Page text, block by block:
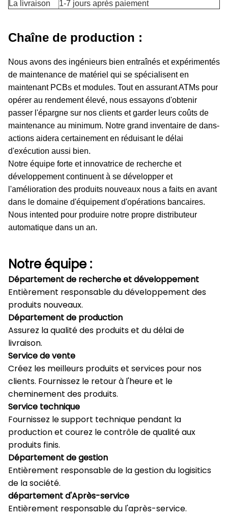
La livraison 1-7 jours après paiement
Chaîne de production :
Nous avons des ingénieurs bien entraînés et expérimentés
de maintenance de matériel qui se spécialisent en
maintenant PCBs et modules. Tout en assurant ATMs pour
opérer au rendement élevé, nous essayons d'obtenir
passer l'épargne sur nos clients et garder leurs coûts de
maintenance au minimum. Notre grand inventaire de dans-
actions aidera certainement en réduisant le délai
d'exécution aussi bien.
Notre équipe forte et innovatrice de recherche et
développement continuent à se développer et
l'amélioration des produits nouveaux nous a faits en avant
dans le domaine d'équipement d'opérations bancaires.
Nous intented pour produire notre propre distributeur
automatique dans un an.
Notre équipe :
Département de recherche et développement
Entièrement responsable du développement des
produits nouveaux.
Département de production
Assurez la qualité des produits et du délai de
livraison.
Service de vente
Créez les meilleurs produits et services pour nos
clients. Fournissez le retour à l'heure et le
cheminement des produits.
Service technique
Fournissez le support technique pendant la
production et courez le contrôle de qualité aux
produits finis.
Département de gestion
Entièrement responsable de la gestion du logisitics
de la société.
département d'Après-service
Entièrement responsable du l'après-service.